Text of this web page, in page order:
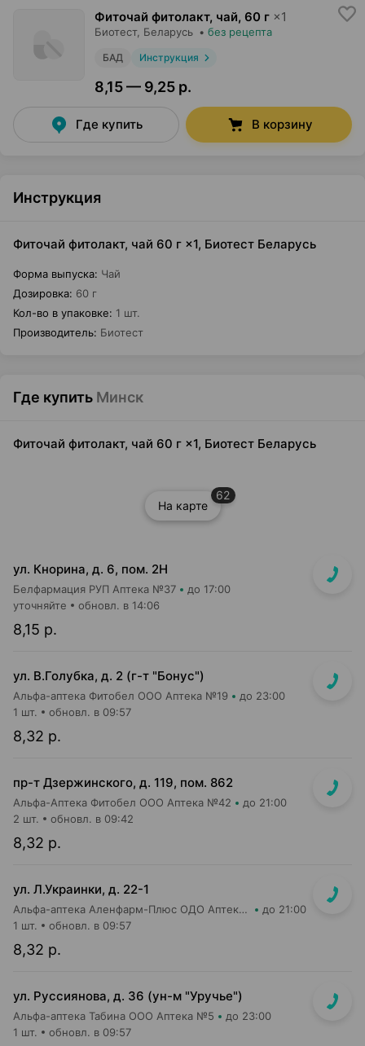
Фиточай фитолакт, чай, 60 г ×1
Биотест, Беларусь • без рецепта
БАД Инструкция
8,15 — 9,25 р.
Где купить В корзину
Инструкция
Фиточай фитолакт, чай 60 г ×1, Биотест Беларусь
Форма выпуска: Чай
Дозировка: 60 г
Кол-во в упаковке: 1 шт.
Производитель: Биотест
Где купить Минск
Фиточай фитолакт, чай 60 г ×1, Биотест Беларусь
На карте
62
ул. Кнорина, д. 6, пом. 2Н
Белфармация РУП Аптека №37 до 17:00
8,15 р.
уточняйте обновл. в 14:06
ул. В.Голубка, д. 2 (г-т "Бонус")
Альфа-аптека Фитобел ООО Аптека №19 до 23:00
8,32 р.
1 шт. обновл. в 09:57
пр-т Дзержинского, д. 119, пом. 862
Альфа-Аптека Фитобел ООО Аптека №42 до 21:00
8,32 р.
2 шт. обновл. в 09:42
ул. Л.Украинки, д. 22-1
Альфа-аптека Аленфарм-Плюс ОДО Аптека №13 до 21:00
8,32 р.
1 шт. обновл. в 09:57
ул. Руссиянова, д. 36 (ун-м "Уручье")
Альфа-аптека Табина ООО Аптека №5 до 23:00
1 шт. обновл. в 09:57